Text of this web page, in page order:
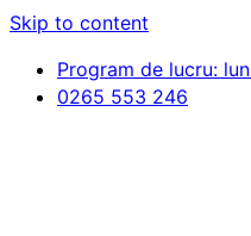
Skip to content
Program de lucru:
0265 553 246